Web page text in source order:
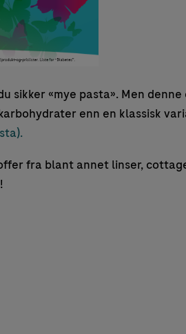
sikker «mye pasta». Men
enn en klassisk
fra blant annet linser,